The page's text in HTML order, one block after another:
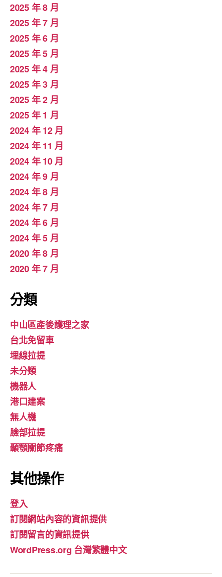
2025 年 8 月
2025 年 7 月
2025 年 6 月
2025 年 5 月
2025 年 4 月
2025 年 3 月
2025 年 2 月
2025 年 1 月
2024 年 12 月
2024 年 11 月
2024 年 10 月
2024 年 9 月
2024 年 8 月
2024 年 7 月
2024 年 6 月
2024 年 5 月
2020 年 8 月
2020 年 7 月
分類
中山區產後護理之家
台北免留車
埋線拉提
未分類
機器人
港口建案
無人機
臉部拉提
顳顎關節疼痛
其他操作
登入
訂閱網站內容的資訊提供
訂閱留言的資訊提供
WordPress.org 台灣繁體中文